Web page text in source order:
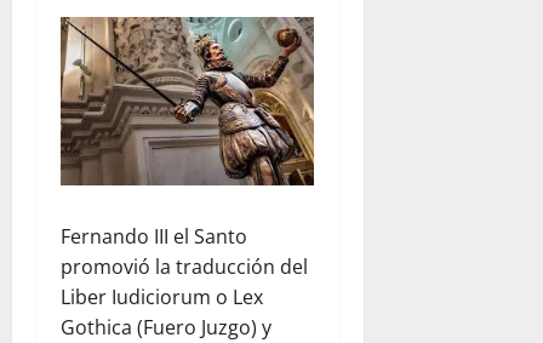
Fernando III el Santo
promovió la traducción del
Liber Iudiciorum o Lex
Gothica (Fuero Juzgo) y